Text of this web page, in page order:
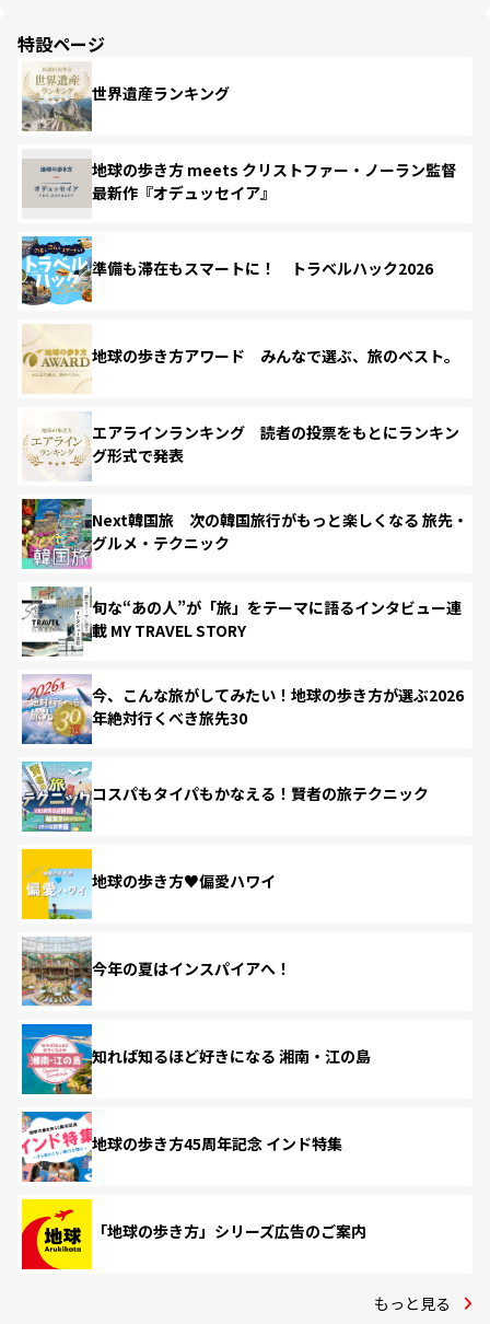
特設ページ
世界遺産ランキング
地球の歩き方 meets クリストファー・ノーラン監督
最新作『オデュッセイア』
準備も滞在もスマートに！ トラベルハック2026
地球の歩き方アワード みんなで選ぶ、旅のベスト。
エアラインランキング 読者の投票をもとにランキン
グ形式で発表
Next韓国旅 次の韓国旅行がもっと楽しくなる 旅先・
グルメ・テクニック
旬な“あの人”が「旅」をテーマに語るインタビュー連
載 MY TRAVEL STORY
今、こんな旅がしてみたい！地球の歩き方が選ぶ2026
年絶対行くべき旅先30
コスパもタイパもかなえる！賢者の旅テクニック
地球の歩き方♥偏愛ハワイ
今年の夏はインスパイアへ！
知れば知るほど好きになる 湘南・江の島
地球の歩き方45周年記念 インド特集
「地球の歩き方」シリーズ広告のご案内
もっと見る